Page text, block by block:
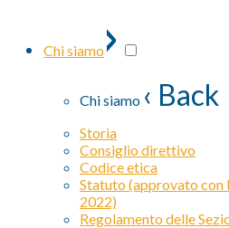
Chi siamo ›
Chi siamo ‹ Back
Storia
Consiglio direttivo
Codice etica
Statuto (approvato con
2022)
Regolamento delle